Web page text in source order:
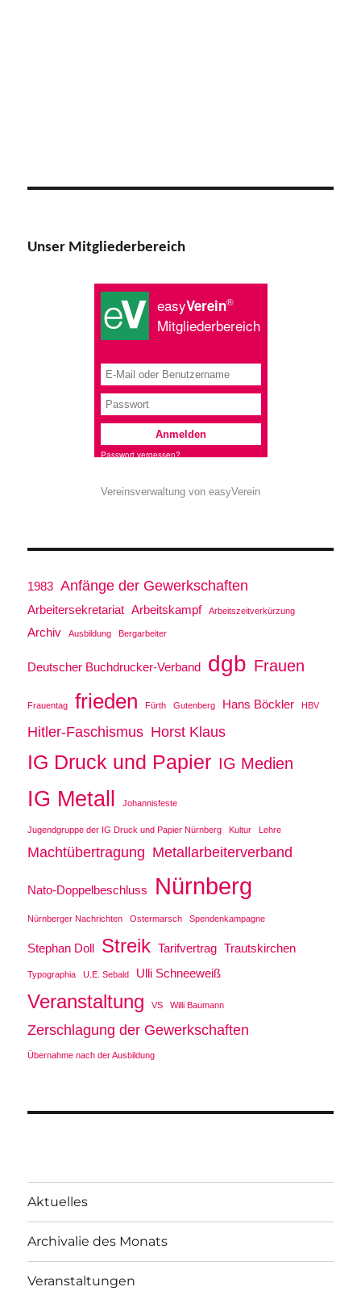
Unser Mitgliederbereich
Vereinsverwaltung von easyVerein
1983 Anfänge der Gewerkschaften
Arbeitersekretariat Arbeitskampf Arbeitszeitverkürzung
Archiv Ausbildung Bergarbeiter
Deutscher Buchdrucker-Verband dgb Frauen
Frauentag frieden Fürth Gutenberg Hans Böckler HBV
Hitler-Faschismus Horst Klaus
IG Druck und Papier IG Medien
IG Metall Johannisfeste
Jugendgruppe der IG Druck und Papier Nürnberg Kultur Lehre
Machtübertragung Metallarbeiterverband
Nato-Doppelbeschluss Nürnberg
Nürnberger Nachrichten Ostermarsch Spendenkampagne
Stephan Doll Streik Tarifvertrag Trautskirchen
Typographia U.E. Sebald Ulli Schneeweiß
Veranstaltung VS Willi Baumann
Zerschlagung der Gewerkschaften
Übernahme nach der Ausbildung
Aktuelles
Archivalie des Monats
Veranstaltungen